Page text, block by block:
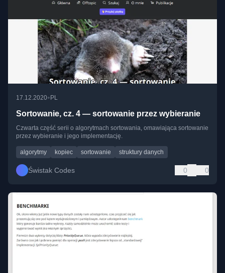
17.12.2020• PL
Sortowanie, cz. 4 — sortowanie przez wybieranie
Czwarta część serii o algorytmach sortowania, omawiająca sortowanie
przez wybieranie i jego implementację.
algorytmy kopiec sortowanie struktury danych
Świstak Codes 0 0